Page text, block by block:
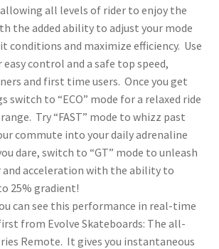
all levels of rider to enjoy the
the added ability to adjust your mode
conditions and maximize efficiency. Use
easy control and a safe top speed,
and first time users. Once you get
switch to “ECO” mode for a relaxed ride
Try “FAST” mode to whizz past
commute into your daily adrenaline
dare, switch to “GT” mode to unleash
and acceleration with the ability to
25% gradient!
can see this performance in real-time
from Evolve Skateboards: The all-
Remote. It gives you instantaneous